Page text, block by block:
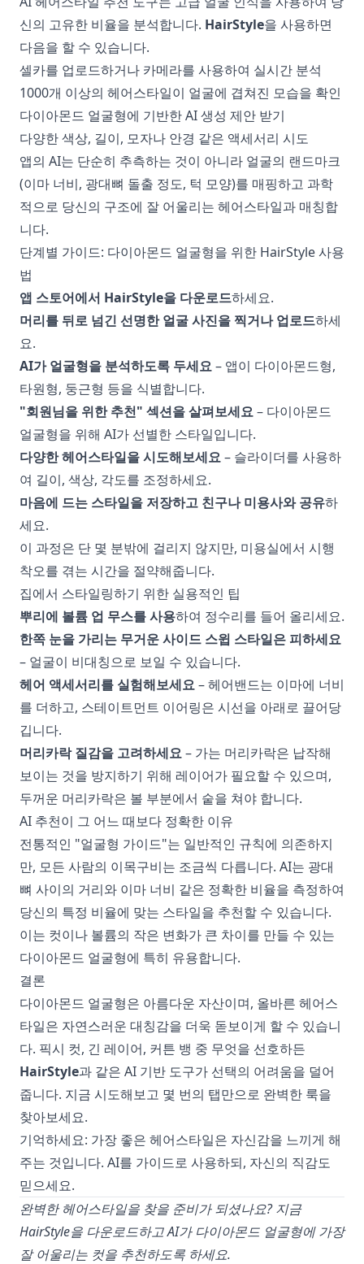
신의 고유한 비율을 분석합니다. HairStyle을 사용하면
다음을 할 수 있습니다.
셀카를 업로드하거나 카메라를 사용하여 실시간 분석
1000개 이상의 헤어스타일이 얼굴에 겹쳐진 모습을 확인
다이아몬드 얼굴형에 기반한 AI 생성 제안 받기
다양한 색상, 길이, 모자나 안경 같은 액세서리 시도
앱의 AI는 단순히 추측하는 것이 아니라 얼굴의 랜드마크
(이마 너비, 광대뼈 돌출 정도, 턱 모양)를 매핑하고 과학
적으로 당신의 구조에 잘 어울리는 헤어스타일과 매칭합
니다.
단계별 가이드: 다이아몬드 얼굴형을 위한 HairStyle 사용
법
앱 스토어에서 HairStyle을 다운로드하세요.
머리를 뒤로 넘긴 선명한 얼굴 사진을 찍거나 업로드하세
요.
AI가 얼굴형을 분석하도록 두세요– 앱이 다이아몬드형,
타원형, 둥근형 등을 식별합니다.
"회원님을 위한 추천" 섹션을 살펴보세요– 다이아몬드
얼굴형을 위해 AI가 선별한 스타일입니다.
다양한 헤어스타일을 시도해보세요– 슬라이더를 사용하
여 길이, 색상, 각도를 조정하세요.
마음에 드는 스타일을 저장하고 친구나 미용사와 공유하
세요.
이 과정은 단 몇 분밖에 걸리지 않지만, 미용실에서 시행
착오를 겪는 시간을 절약해줍니다.
집에서 스타일링하기 위한 실용적인 팁
뿌리에 볼륨 업 무스를 사용하여 정수리를 들어 올리세요.
한쪽 눈을 가리는 무거운 사이드 스윕 스타일은 피하세요
– 얼굴이 비대칭으로 보일 수 있습니다.
헤어 액세서리를 실험해보세요– 헤어밴드는 이마에 너비
를 더하고, 스테이트먼트 이어링은 시선을 아래로 끌어당
깁니다.
머리카락 질감을 고려하세요– 가는 머리카락은 납작해
보이는 것을 방지하기 위해 레이어가 필요할 수 있으며,
두꺼운 머리카락은 볼 부분에서 숱을 쳐야 합니다.
AI 추천이 그 어느 때보다 정확한 이유
전통적인 "얼굴형 가이드"는 일반적인 규칙에 의존하지
만, 모든 사람의 이목구비는 조금씩 다릅니다. AI는 광대
뼈 사이의 거리와 이마 너비 같은 정확한 비율을 측정하여
당신의 특정 비율에 맞는 스타일을 추천할 수 있습니다.
이는 컷이나 볼륨의 작은 변화가 큰 차이를 만들 수 있는
다이아몬드 얼굴형에 특히 유용합니다.
결론
다이아몬드 얼굴형은 아름다운 자산이며, 올바른 헤어스
타일은 자연스러운 대칭감을 더욱 돋보이게 할 수 있습니
다. 픽시 컷, 긴 레이어, 커튼 뱅 중 무엇을 선호하든
HairStyle과 같은 AI 기반 도구가 선택의 어려움을 덜어
줍니다. 지금 시도해보고 몇 번의 탭만으로 완벽한 룩을
찾아보세요.
기억하세요: 가장 좋은 헤어스타일은 자신감을 느끼게 해
주는 것입니다. AI를 가이드로 사용하되, 자신의 직감도
믿으세요.
완벽한 헤어스타일을 찾을 준비가 되셨나요? 지금
HairStyle을 다운로드하고 AI가 다이아몬드 얼굴형에 가장
잘 어울리는 컷을 추천하도록 하세요.